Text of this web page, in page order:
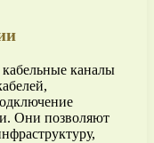
каналы
Они позволяют